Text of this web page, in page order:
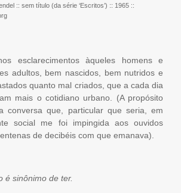
:: sem título (da série ‘Escritos’) :: 1965 ::
esclarecimentos àqueles homens e
adultos, bem nascidos, bem nutridos e
quanto mal criados, que a cada dia
mais o cotidiano urbano. (A propósito
conversa que, particular que seria, em
social me foi impingida aos ouvidos
de decibéis com que emanava).
é sinônimo de ter.